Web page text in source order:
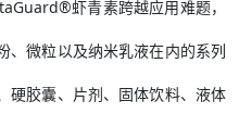
虾青素跨越应用难题，
、微粒以及纳米乳液在内的系列
硬胶囊、片剂、固体饮料、液体